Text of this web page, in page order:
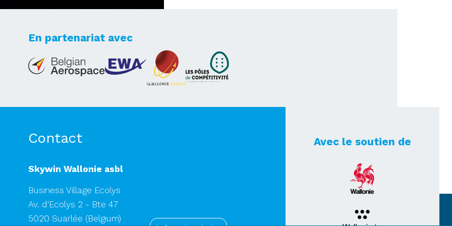
En partenariat avec
Contact
Skywin Wallonie asbl
Business Village Ecolys
Av. d'Ecolys 2 - Bte 47
5020 Suarlée (Belgium)
Avec le soutien de